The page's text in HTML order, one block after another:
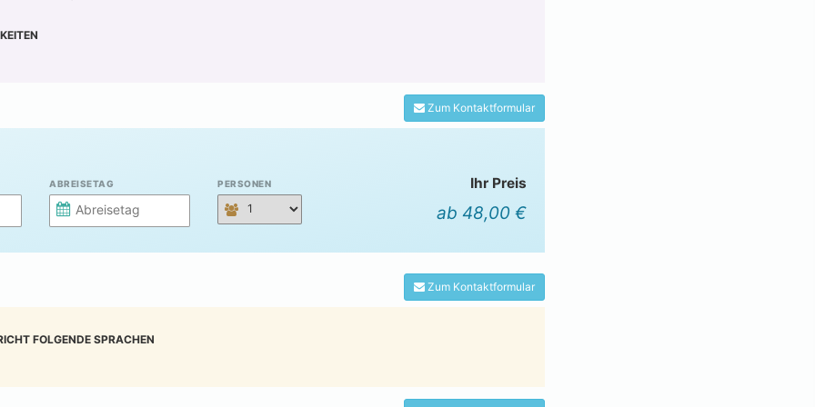
Zum Kontaktformular
ABREISETAG PERSONEN Ihr Preis
ab 48,00 €
Zum Kontaktformular
FOLGENDE SPRACHEN